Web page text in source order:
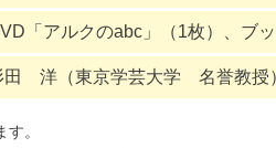
「アルクのabc」（1枚）、ブ
田 洋（東京学芸大学 名誉教授
。